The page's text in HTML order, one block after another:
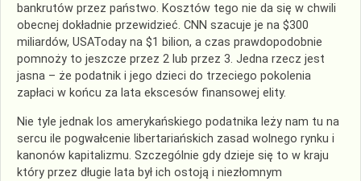
bankrutów przez państwo. Kosztów tego nie da się w chwili
obecnej dokładnie przewidzieć. CNN szacuje je na $300
miliardów, USAToday na $1 bilion, a czas prawdopodobnie
pomnoży to jeszcze przez 2 lub przez 3. Jedna rzecz jest
jasna – że podatnik i jego dzieci do trzeciego pokolenia
zapłaci w końcu za lata ekscesów finansowej elity.
Nie tyle jednak los amerykańskiego podatnika leży nam tu na
sercu ile pogwałcenie libertariańskich zasad wolnego rynku i
kanonów kapitalizmu. Szczególnie gdy dzieje się to w kraju
który przez długie lata był ich ostoją i niezłomnym